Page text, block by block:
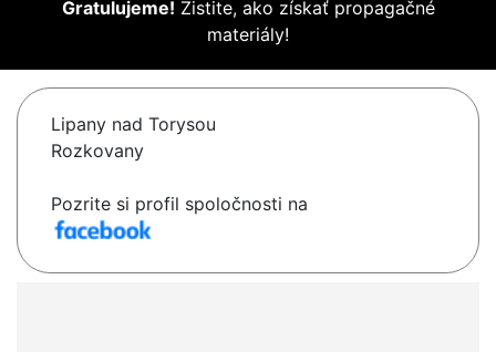
Gratulujeme! Zistite, ako získať propagačné
materiály!
Lipany nad Torysou
Rozkovany
Pozrite si profil spoločnosti na